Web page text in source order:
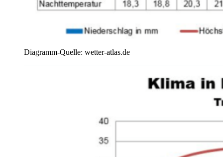
Diagramm-Quelle: wetter-atlas.de